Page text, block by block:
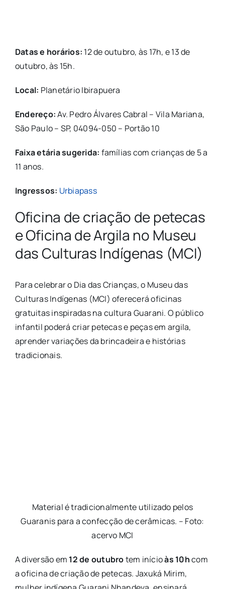
Datas e horários: 12 de outubro, às 17h, e 13 de
outubro, às 15h.
Local: Planetário Ibirapuera
Endereço:Av. Pedro Álvares Cabral – Vila Mariana,
São Paulo – SP, 04094-050 – Portão 10
Faixa etária sugerida: famílias com crianças de 5 a
11 anos.
Ingressos: Urbiapass
Oficina de criação de petecas
e Oficina de Argila no Museu
das Culturas Indígenas (MCI)
Para celebrar o Dia das Crianças, o Museu das
Culturas Indígenas (MCI) oferecerá oficinas
gratuitas inspiradas na cultura Guarani. O público
infantil poderá criar petecas e peças em argila,
aprender variações da brincadeira e histórias
tradicionais.
Material é tradicionalmente utilizado pelos
Guaranis para a confecção de cerâmicas. – Foto:
acervo MCI
A diversão em 12 de outubrotem inícioàs 10hcom
a oficina de criação de petecas. Jaxuká Mirim,